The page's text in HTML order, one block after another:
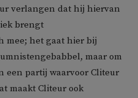
verlangen dat hij hiervan
brengt
mee; het gaat hier bij
maar om
een partij waarvoor Cliteur
maakt Cliteur ook